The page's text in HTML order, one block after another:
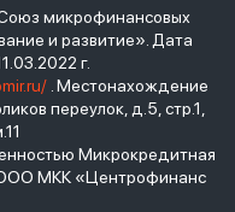
микрофинансовых
и развитие». Дата
г.
. Местонахождение
переулок, д.5, стр.1,
Микрокредитная
МКК «Центрофинанс